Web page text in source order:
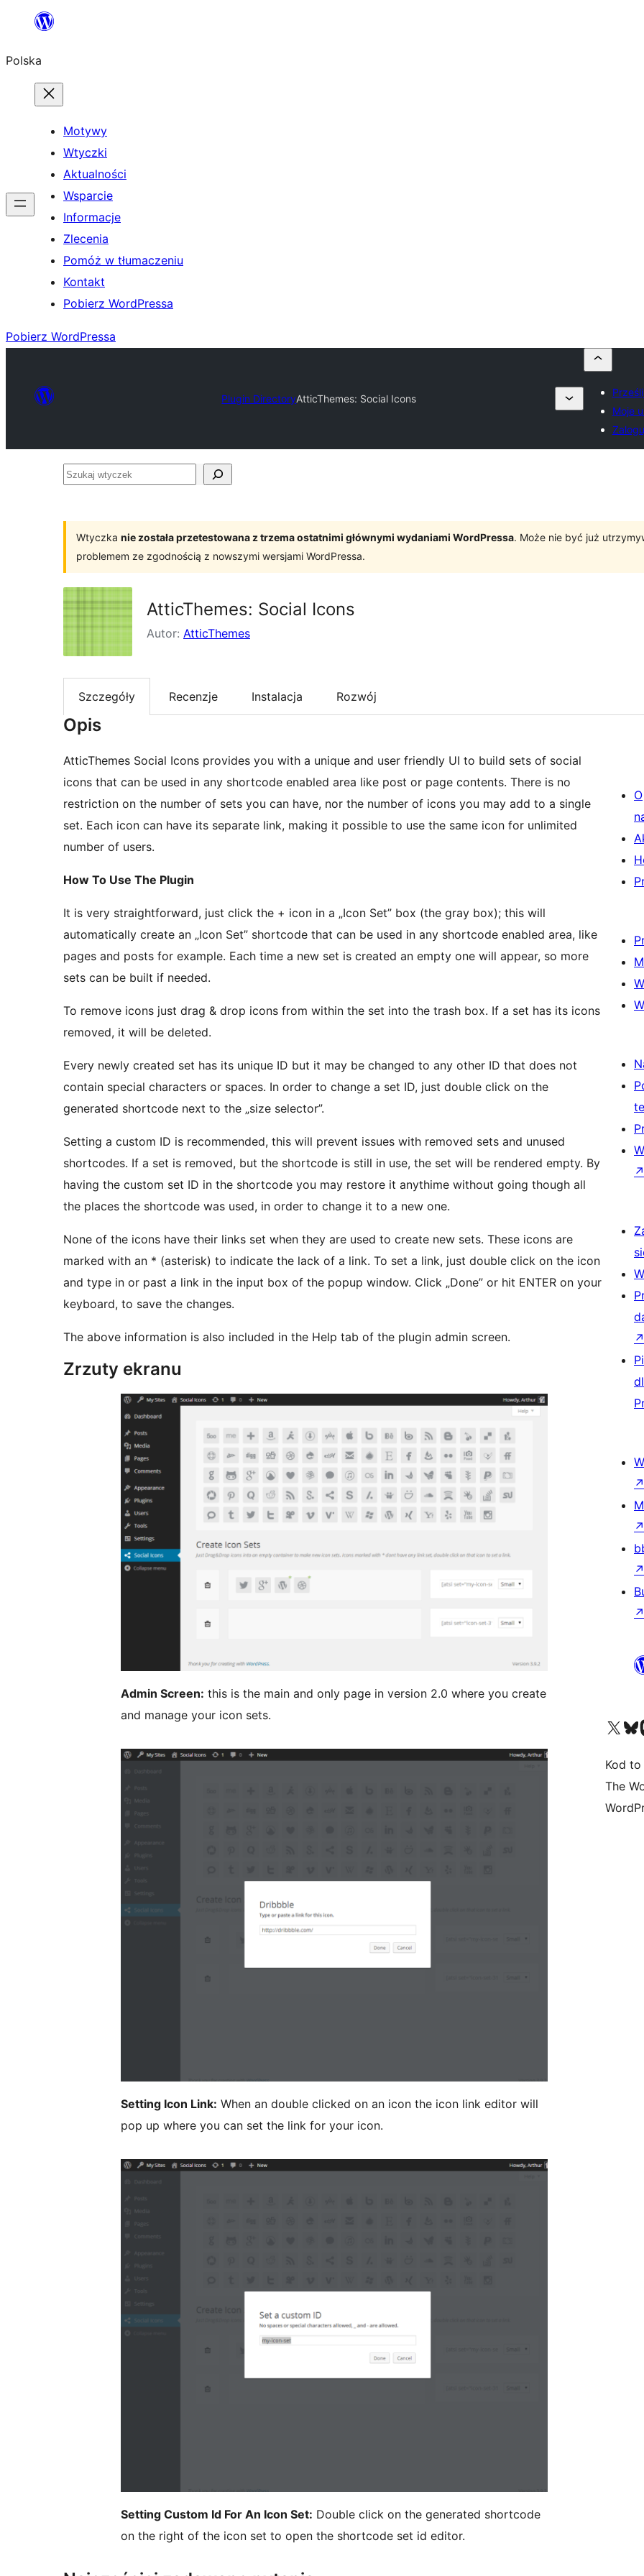
Przejdź
treści
Polska
Motywy
Wtyczki
Aktualności
Wsparcie
Informacje
Zlecenia
Pomóż w tłumaczeniu
Kontakt
Pobierz WordPressa
Pobierz WordPressa
Plugin DirectoryAtticThemes: Social Icons
Moje
Szukaj
Wtyczka nie została przetestowana z trzema ostatnimi głównymi wydaniami WordPressa. Może nie być już
problemem ze zgodnością z nowszymi wersjami WordPressa.
AtticThemes: Social Icons
Autor: AtticThemes
Szczegóły Recenzje Instalacja Rozwój
Opis
AtticThemes Social Icons provides you with a unique and user friendly UI to build sets of social
icons that can be used in any shortcode enabled area like post or page contents. There is no
restriction on the number of sets you can have, nor the number of icons you may add to a single
set. Each icon can have its separate link, making it possible to use the same icon for unlimited
number of users.
How To Use The Plugin
It is very straightforward, just click the + icon in a „Icon Set” box (the gray box); this will
automatically create an „Icon Set” shortcode that can be used in any shortcode enabled area, like
pages and posts for example. Each time a new set is created an empty one will appear, so more
sets can be built if needed.
To remove icons just drag & drop icons from within the set into the trash box. If a set has its icons
removed, it will be deleted.
Every newly created set has its unique ID but it may be changed to any other ID that does not
contain special characters or spaces. In order to change a set ID, just double click on the
generated shortcode next to the „size selector”.
Setting a custom ID is recommended, this will prevent issues with removed sets and unused
shortcodes. If a set is removed, but the shortcode is still in use, the set will be rendered empty. By
having the custom set ID in the shortcode you may restore it anythime without going though all
the places the shortcode was used, in order to change it to a new one.
None of the icons have their links set when they are used to create new sets. These icons are
marked with an * (asterisk) to indicate the lack of a link. To set a link, just double click on the icon
and type in or past a link in the input box of the popup window. Click „Done” or hit ENTER on your
keyboard, to save the changes.
The above information is also included in the Help tab of the plugin admin screen.
Zrzuty ekranu
Admin Screen: this is the main and only page in version 2.0 where you create
and manage your icon sets.
Setting Icon Link: When an double clicked on an icon the icon link editor will
pop up where you can set the link for your icon.
Setting Custom Id For An Icon Set: Double click on the generated shortcode
on the right of the icon set to open the shortcode set id editor.
O
↗
↗
↗
↗
↗
↗
Odwiedź nasze
Kod
The